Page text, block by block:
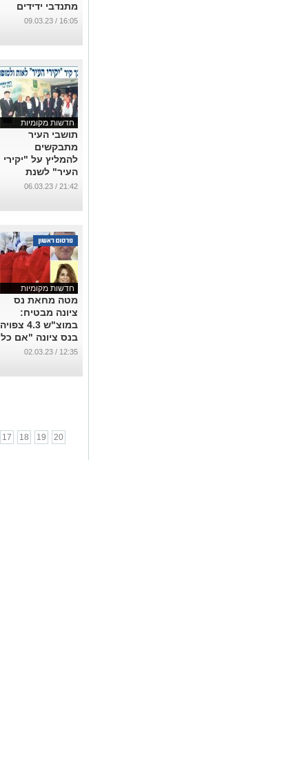
מתנדבי ידידים
חילצו אותו בשלום
16:05 / 09.03.23
חדשות מקומיות
תושבי העיר
מתבקשים
להמליץ על "יקירי
העיר" לשנת
...
21:42 / 06.03.23
חדשות מקומיות
מטה מחאת נס
ציונה מבטיח:
במוצ"ש 4.3 צפויה
בנס ציונה "אם כל
ההפגנות".
12:35 / 02.03.23
17 18 19
20